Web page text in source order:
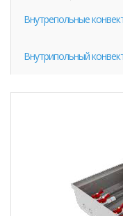
Внутрепольные
Внутрипольный